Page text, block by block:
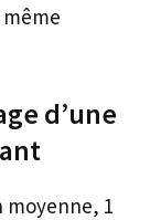
d’une
moyenne, 1